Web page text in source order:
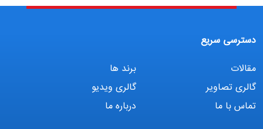
دسترسی سریع
مقالات
برند ها
گالری تصاویر
گالری ویدیو
تماس با ما
درباره ما